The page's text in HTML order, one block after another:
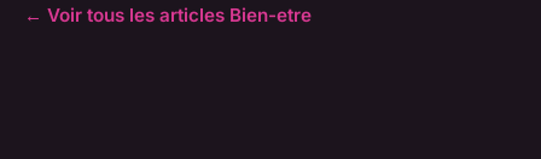
← Voir tous les articles Bien-etre